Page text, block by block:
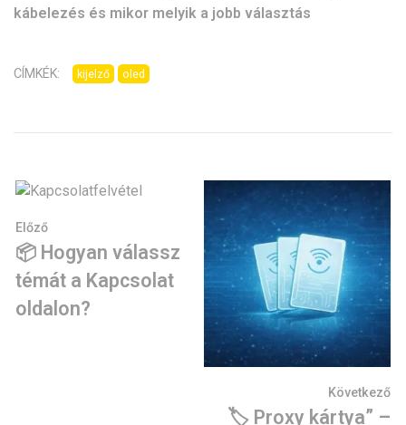
kábelezés és mikor melyik a jobb választás
CÍMKÉK: kijelző oled
Előző
📦 Hogyan válassz
témát a Kapcsolat
oldalon?
Következő
🏷️ Proxy kártya” –